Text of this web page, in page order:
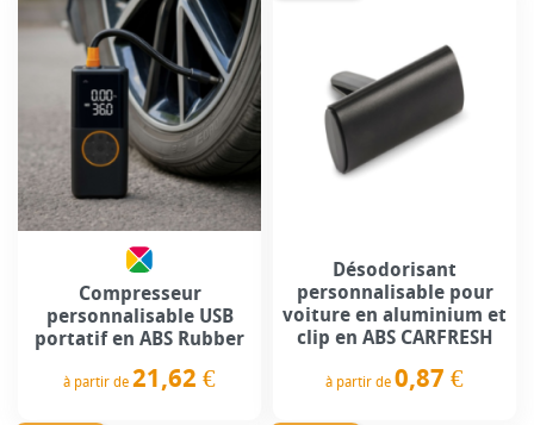
Compresseur
personnalisable USB
portatif en ABS Rubber
à partir de 21,62 €
Désodorisant
personnalisable pour
voiture en aluminium et
clip en ABS CARFRESH
à partir de 0,87 €